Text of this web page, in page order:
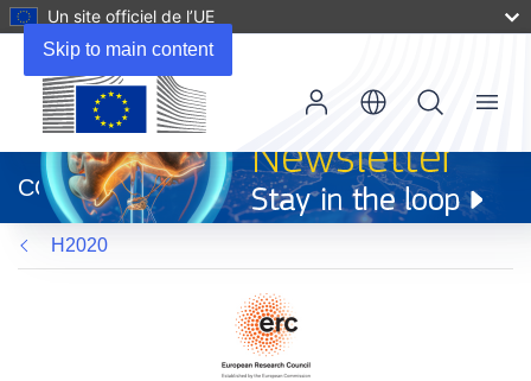
Skip to main content
Un site officiel de l’UE
dans
une
nouvelle
fenêtre)
CORDIS
Menu
H2020